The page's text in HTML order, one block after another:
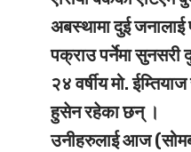
अबस्थामा दुई
पक्राउ पर्नेमा सुनसरी
२४ वर्षीय मो.
हुसेन रहेका छन् ।
उनीहरुलाई आज